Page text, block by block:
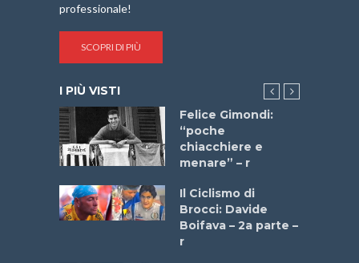
professionale!
SCOPRI DI PIÙ
I PIÙ VISTI
Felice Gimondi:
“poche
chiacchiere e
menare” – r
Il Ciclismo di
Brocci: Davide
Boifava – 2a parte –
r